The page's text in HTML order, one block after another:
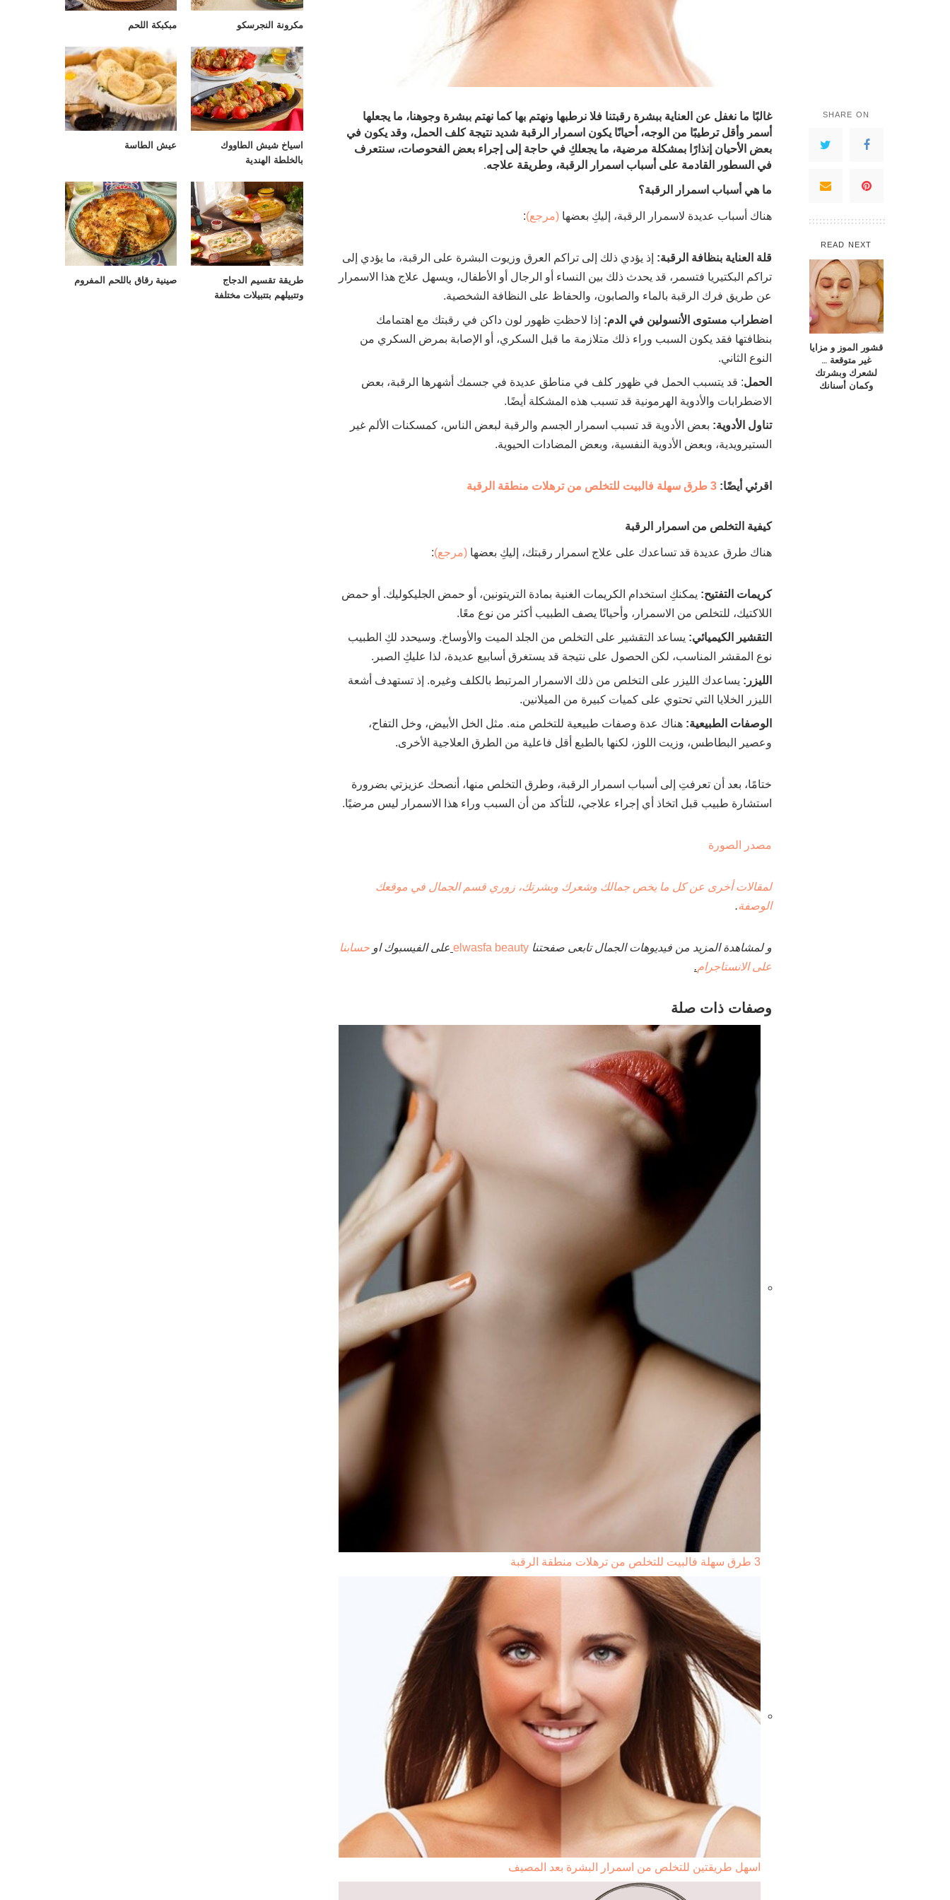
SHARE ON
READ NEXT
قشور الموز و مزايا
غير متوقعة …
لشعرك وبشرتك
وكمان أسنانك
غالبًا ما نغفل عن العناية ببشرة رقبتنا فلا نرطبها ونهتم بها كما نهتم ببشرة وجوهنا، ما يجعلها
أسمر وأقل ترطيبًا من الوجه، أحيانًا يكون اسمرار الرقبة شديد نتيجة كلف الحمل، وقد يكون في
بعض الأحيان إنذارًا بمشكلة مرضية، ما يجعلكِ في حاجة إلى إجراء بعض الفحوصات، سنتعرف
في السطور القادمة على أسباب اسمرار الرقبة، وطريقة علاجه.
ما هي أسباب اسمرار الرقبة؟
هناك أسباب عديدة لاسمرار الرقبة، إليكِ بعضها (مرجع):
قلة العناية بنظافة الرقبة: إذ يؤدي ذلك إلى تراكم العرق وزيوت البشرة على الرقبة، ما يؤدي إلى
تراكم البكتيريا فتسمر، قد يحدث ذلك بين النساء أو الرجال أو الأطفال، ويسهل علاج هذا الاسمرار
عن طريق فرك الرقبة بالماء والصابون، والحفاظ على النظافة الشخصية.
اضطراب مستوى الأنسولين في الدم: إذا لاحظتِ ظهور لون داكن في رقبتك مع اهتمامك
بنظافتها فقد يكون السبب وراء ذلك متلازمة ما قبل السكري، أو الإصابة بمرض السكري من
النوع الثاني.
الحمل: قد يتسبب الحمل في ظهور كلف في مناطق عديدة في جسمك أشهرها الرقبة، بعض
الاضطرابات والأدوية الهرمونية قد تسبب هذه المشكلة أيضًا.
تناول الأدوية: بعض الأدوية قد تسبب اسمرار الجسم والرقبة لبعض الناس، كمسكنات الألم غير
الستيرويدية، وبعض الأدوية النفسية، وبعض المضادات الحيوية.
اقرئي أيضًا: 3 طرق سهلة فالبيت للتخلص من ترهلات منطقة الرقبة
كيفية التخلص من اسمرار الرقبة
هناك طرق عديدة قد تساعدك على علاج اسمرار رقبتك، إليكِ بعضها (مرجع):
كريمات التفتيح: يمكنكِ استخدام الكريمات الغنية بمادة التريتونين، أو حمض الجليكوليك. أو حمض
اللاكتيك، للتخلص من الاسمرار، وأحيانًا يصف الطبيب أكثر من نوع معًا.
التقشير الكيميائي: يساعد التقشير على التخلص من الجلد الميت والأوساخ. وسيحدد لكِ الطبيب
نوع المقشر المناسب، لكن الحصول على نتيجة قد يستغرق أسابيع عديدة، لذا عليكِ الصبر.
الليزر: يساعدك الليزر على التخلص من ذلك الاسمرار المرتبط بالكلف وغيره. إذ تستهدف أشعة
الليزر الخلايا التي تحتوي على كميات كبيرة من الميلانين.
الوصفات الطبيعية: هناك عدة وصفات طبيعية للتخلص منه. مثل الخل الأبيض، وخل التفاح،
وعصير البطاطس، وزيت اللوز، لكنها بالطبع أقل فاعلية من الطرق العلاجية الأخرى.
ختامًا، بعد أن تعرفتِ إلى أسباب اسمرار الرقبة، وطرق التخلص منها، أنصحك عزيزتي بضرورة
استشارة طبيب قبل اتخاذ أي إجراء علاجي، للتأكد من أن السبب وراء هذا الاسمرار ليس مرضيًا.
مصدر الصورة
لمقالات أخرى عن كل ما يخص جمالك وشعرك وبشرتك، زوري قسم الجمال في موقعك
الوصفة.
و لمشاهدة المزيد من فيديوهات الجمال تابعى صفحتنا على الفيسبوك او حسابنا
على الانستاجرام.
وصفات ذات صلة
3 طرق سهلة فالبيت للتخلص من ترهلات منطقة الرقبة
اسهل طريقتين للتخلص من اسمرار البشرة بعد المصيف
مكرونة النجرسكو مبكبكة اللحم
اسياخ شيش الطاووك
بالخلطة الهندية
عيش الطاسة
طريقة تقسيم الدجاج
وتتبيلهم بتتبيلات مختلفة
صينية رقاق باللحم المفروم